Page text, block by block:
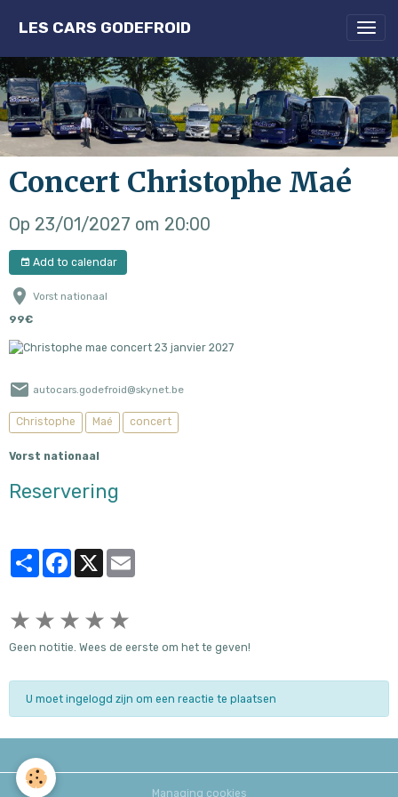
LES CARS GODEFROID
Concert Christophe Maé
Op 23/01/2027 om 20:00
Add to calendar
Vorst nationaal
99€
autocars.godefroid@skynet.be
Christophe Maé concert
Vorst nationaal
Reservering
PartagerFacebook
★ ★ ★ ★ ★
Geen notitie. Wees de eerste om het te geven!
U moet ingelogd zijn om een reactie te plaatsen
Managing cookies